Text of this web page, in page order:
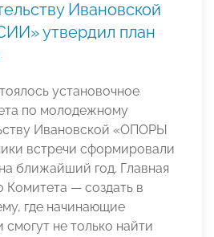
Ивановской
утвердил план
установочное
по молодежному
Ивановской «ОПОРЫ
встречи сформировали
ближайший год. Главная
Комитета — создать в
где начинающие
не только найти